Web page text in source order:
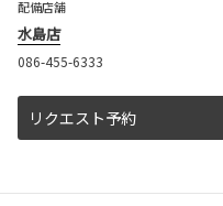
配備店舗
水島店
086-455-6333
リクエスト予約